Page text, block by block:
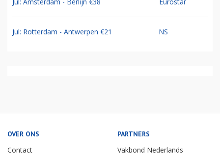
Jul: Rotterdam - Antwerpen €21 NS
OVER ONS
Contact
PARTNERS
Vakbond Nederlands